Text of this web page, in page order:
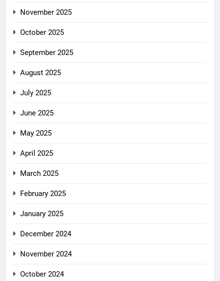
November 2025
October 2025
September 2025
August 2025
July 2025
June 2025
May 2025
April 2025
March 2025
February 2025
January 2025
December 2024
November 2024
October 2024